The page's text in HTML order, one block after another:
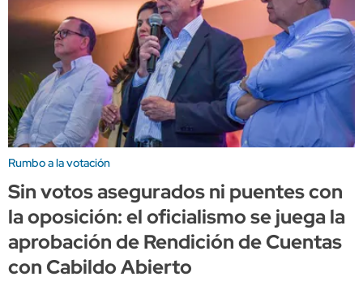
Rumbo a la votación
Sin votos asegurados ni puentes con
la oposición: el oficialismo se juega la
aprobación de Rendición de Cuentas
con Cabildo Abierto